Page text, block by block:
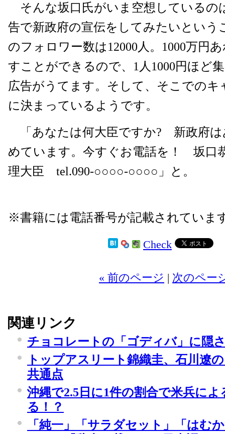
そんな坂口氏がいま空想しているの
告で新政府の宣伝をしてみたいという
のフォロワー数は12000人。1000万円
すことができるので、1人1000円ほど
広告がうてます。そして、そこでのキ
に決まっているようです。
「あなたは何大臣ですか? 新政府は
めています。今すぐお電話を！ 坂口
理大臣 tel.090-○○○○-○○○○」と。
※書籍には電話番号が記載されていま
Check
« 前のページ | 次のペー
関連リンク
チョコレートの「ゴディバ」に隠
トップアスリート錦織圭、石川遼
共通点
沖縄で2.5日に1件の割合で米兵に
る！？
「純一」「サラダセット」「はむ